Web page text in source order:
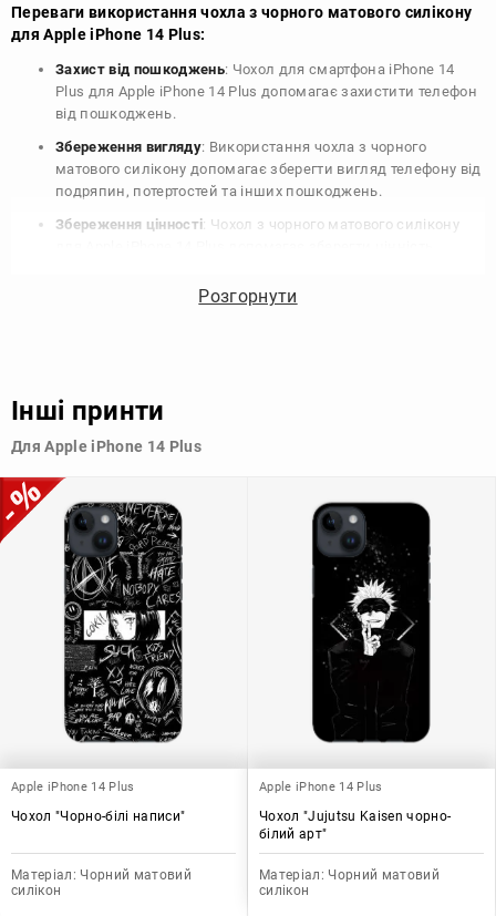
Переваги використання чохла з чорного матового силікону
для Apple iPhone 14 Plus:
Захист від пошкоджень: Чохол для смартфона iPhone 14
Plus для Apple iPhone 14 Plus допомагає захистити телефон
від пошкоджень.
Збереження вигляду: Використання чохла з чорного
матового силікону допомагає зберегти вигляд телефону від
подряпин, потертостей та інших пошкоджень.
Збереження цінності: Чохол з чорного матового силікону
планують продати свій пристрій в майбутньому.
Узагалі, чохол для телефону - це дуже корисний аксесуар, який
допомагає захистити ваш пристрій, зберегти його цінність і
Розгорнути
Інші принти
Для Apple iPhone 14 Plus
Apple iPhone 14 Plus
Чохол "Чорно-білі написи"
Матеріал: Чорний матовий
силікон
Apple iPhone 14 Plus
Чохол "Jujutsu Kaisen чорно-
білий арт"
Матеріал: Чорний матовий
силікон